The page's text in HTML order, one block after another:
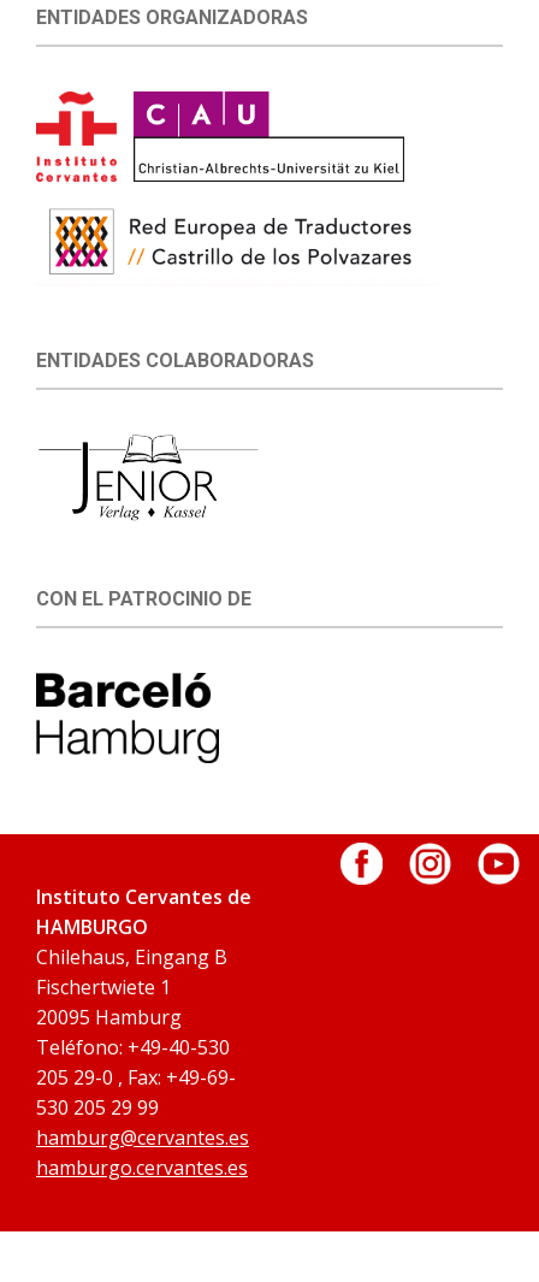
ENTIDADES ORGANIZADORAS
ENTIDADES COLABORADORAS
CON EL PATROCINIO DE
Instituto Cervantes de
HAMBURGO
Chilehaus, Eingang B
Fischertwiete 1
20095 Hamburg
Teléfono: +49-40-530
205 29-0 , Fax: +49-69-
530 205 29 99
hamburg@cervantes.es
hamburgo.cervantes.es